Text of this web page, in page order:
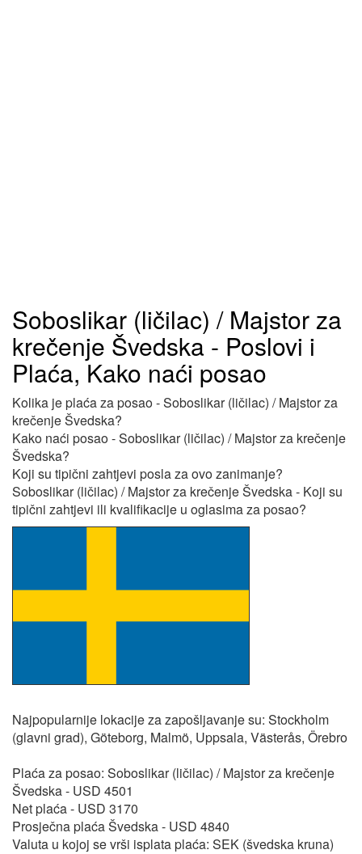
Soboslikar (ličilac) / Majstor za
krečenje Švedska - Poslovi i
Plaća, Kako naći posao
Kolika je plaća za posao - Soboslikar (ličilac) / Majstor za
krečenje Švedska?
Kako naći posao - Soboslikar (ličilac) / Majstor za krečenje
Švedska?
Koji su tipični zahtjevi posla za ovo zanimanje?
Soboslikar (ličilac) / Majstor za krečenje Švedska - Koji su
tipični zahtjevi ili kvalifikacije u oglasima za posao?
Najpopularnije lokacije za zapošljavanje su: Stockholm
(glavni grad), Göteborg, Malmö, Uppsala, Västerås, Örebro
Plaća za posao: Soboslikar (ličilac) / Majstor za krečenje
Švedska - USD 4501
Net plaća - USD 3170
Prosječna plaća Švedska - USD 4840
Valuta u kojoj se vrši isplata plaća: SEK (švedska kruna)